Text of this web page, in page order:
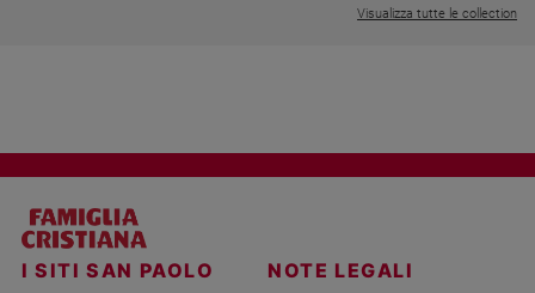
Visualizza tutte le collection
I SITI SAN PAOLO NOTE LEGALI